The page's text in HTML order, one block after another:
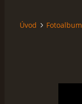
Úvod Fotoalbum